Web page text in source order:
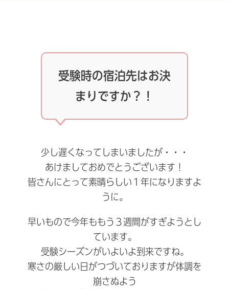
受験時の宿泊先はお決
まりですか？！
少し遅くなってしまいましたが・・・
あけましておめでとうございます！
皆さんにとって素晴らしい１年になりますよ
うに。
早いもので今年ももう３週間がすぎようとし
ています。
受験シーズンがいよいよ到来ですね。
寒さの厳しい日がつづいておりますが体調を
崩さぬよう